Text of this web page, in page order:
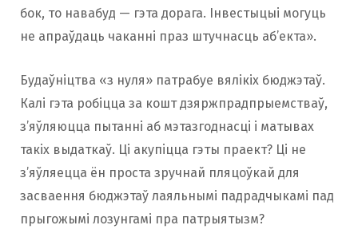
бок, то навабуд — гэта дорага. Інвестыцыі могуць
не апраўдаць чаканні праз штучнасць аб’екта».
Будаўніцтва «з нуля» патрабуе вялікіх бюджэтаў.
Калі гэта робіцца за кошт дзяржпрадпрыемстваў,
з’яўляюцца пытанні аб мэтазгоднасці і матывах
такіх выдаткаў. Ці акупіцца гэты праект? Ці не
з’яўляецца ён проста зручнай пляцоўкай для
засваення бюджэтаў лаяльнымі падрадчыкамі пад
прыгожымі лозунгамі пра патрыятызм?